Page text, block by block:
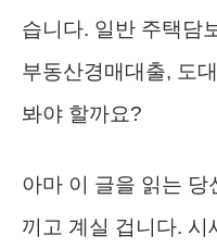
습니다. 일반 주택담
부동산경매대출, 도
봐야 할까요?
아마 이 글을 읽는 당
끼고 계실 겁니다. 시